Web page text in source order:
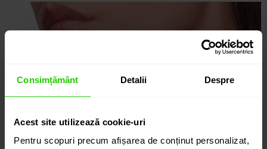
Consimțământ Detalii Despre
Acest site utilizează cookie-uri
Pentru scopuri precum afișarea de conținut personalizat,